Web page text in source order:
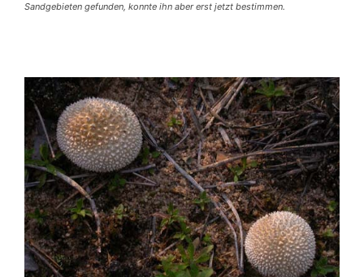
Sandgebieten gefunden, konnte ihn aber erst jetzt bestimmen.